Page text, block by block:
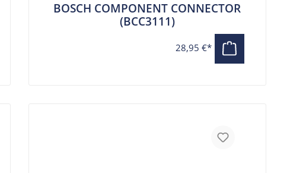
BOSCH COMPONENT CONNECTOR
(BCC3111)
28,95 €*